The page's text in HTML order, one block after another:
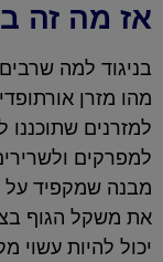
אז מה זה
בניגוד למה
מהו מזרן
למזרנים
למפרקים
מבנה שמקפיד על
את משקל הגוף
יכול להיות עשוי